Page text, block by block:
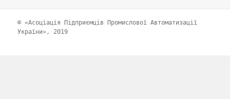
© «Асоціація Підприємців Промислової Автоматизації
України», 2019